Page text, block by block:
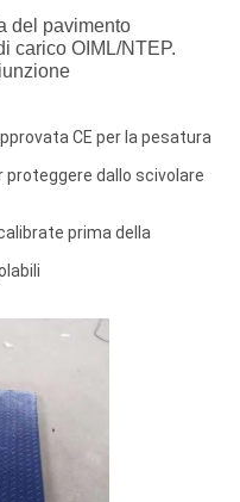
del pavimento
carico OIML/NTEP.
CE per la pesatura
dallo scivolare
prima della